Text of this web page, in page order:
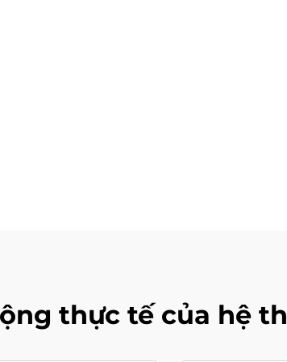
thực tế của hệ